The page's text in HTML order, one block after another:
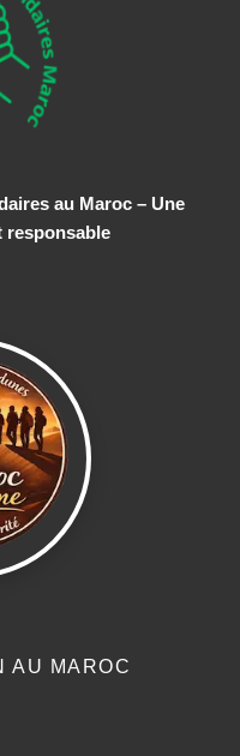
au Maroc – Une
responsable
AU MAROC